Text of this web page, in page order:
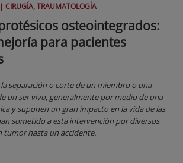
CIRUGÍA, TRAUMATOLOGÍA
osteointegrados:
para pacientes
separación o corte de un miembro o una
un ser vivo, generalmente por medio de una
y suponen un gran impacto en la vida de las
sometido a esta intervención por diversos
tumor hasta un accidente.